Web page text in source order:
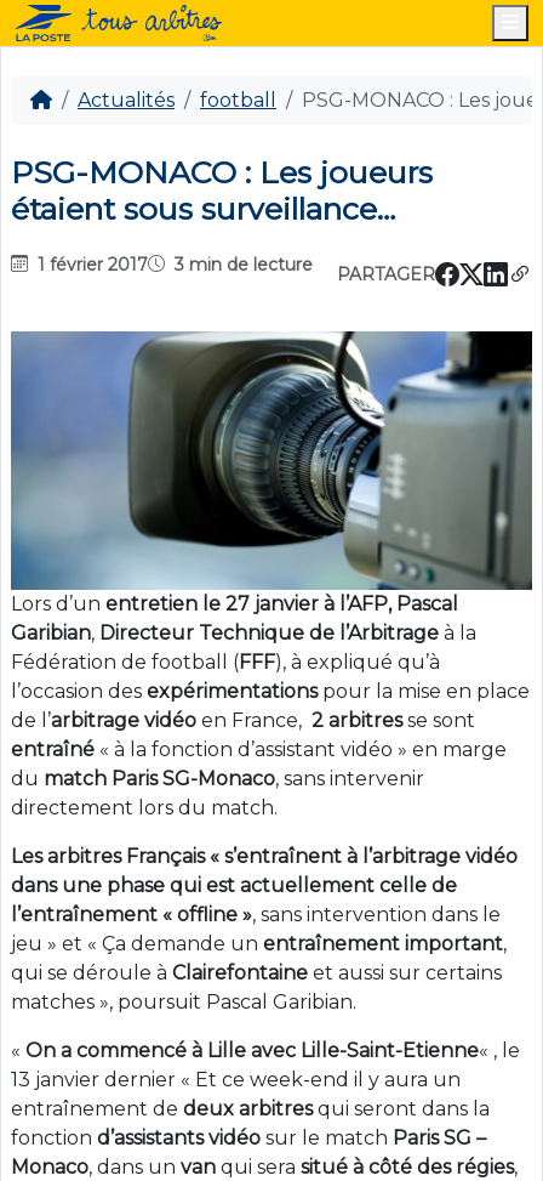
Actualités football PSG-MONACO : Les
PSG-MONACO : Les joueurs
étaient sous surveillance…
1 février 2017 3 min de lecture PARTAGER
Lors d’un entretien le 27 janvier à l’AFP, Pascal
Garibian, Directeur Technique de l’Arbitrage à la
Fédération de football (FFF), à expliqué qu’à
l’occasion des expérimentationspour la mise en place
de l’arbitrage vidéo en France, 2 arbitresse sont
entraîné « à la fonction d’assistant vidéo » en marge
du match Paris SG-Monaco, sans intervenir
directement lors du match.
Les arbitres Français « s’entraînent à l’arbitrage vidéo
dans une phase qui est actuellement celle de
l’entraînement « offline », sans intervention dans le
jeu » et « Ça demande un entraînement important,
qui se déroule à Clairefontaine et aussi sur certains
matches », poursuit Pascal Garibian.
« On a commencé à Lille avec Lille-Saint-Etienne« , le
13 janvier dernier « Et ce week-end il y aura un
entraînement de deux arbitresqui seront dans la
fonction d’assistants vidéo sur le match Paris SG –
Monaco, dans un van qui sera situé à côté des régies,